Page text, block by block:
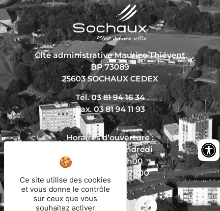
Cité administrative Maurice Thiévent
BP 73089
25603 SOCHAUX CEDEX
Tél. 03 81 94 16 34
Fax. 03 81 94 11 93
Horaires d’ouverture :
Du lundi au vendredi
De 8h30 à 12h00
Et de 13h30 à 17h00
Nous écrire
Ce site utilise des cookies
et vous donne le contrôle
sur ceux que vous
souhaitez activer